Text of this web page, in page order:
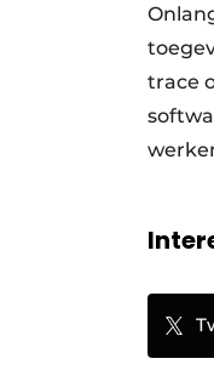
trace